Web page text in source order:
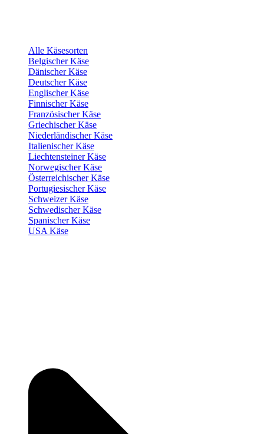
Alle Käsesorten
Belgischer Käse
Dänischer Käse
Deutscher Käse
Englischer Käse
Finnischer Käse
Französischer Käse
Griechischer Käse
Niederländischer Käse
Italienischer Käse
Liechtensteiner Käse
Norwegischer Käse
Österreichischer Käse
Portugiesischer Käse
Schweizer Käse
Schwedischer Käse
Spanischer Käse
USA Käse